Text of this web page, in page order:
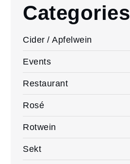
Categories
Cider / Apfelwein
Events
Restaurant
Rosé
Rotwein
Sekt